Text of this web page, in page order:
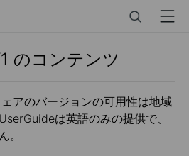
Menu
のコンテンツ
アのバージョンの可用性は地域
は英語のみの提供で、
。